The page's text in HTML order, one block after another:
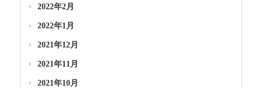
2022年2月
2022年1月
2021年12月
2021年11月
2021年10月